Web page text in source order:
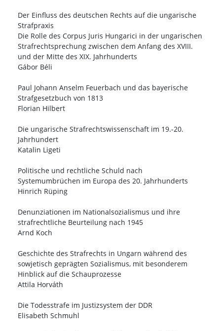
Der Einfluss des deutschen Rechts auf die ungarische
Strafpraxis
Die Rolle des Corpus Juris Hungarici in der ungarischen
Strafrechtsprechung zwischen dem Anfang des XVIII.
und der Mitte des XIX. Jahrhunderts
Gábor Béli
Paul Johann Anselm Feuerbach und das bayerische
Strafgesetzbuch von 1813
Florian Hilbert
Die ungarische Strafrechtswissenschaft im 19.-20.
Jahrhundert
Katalin Ligeti
Politische und rechtliche Schuld nach
Systemumbrüchen im Europa des 20. Jahrhunderts
Hinrich Rüping
Denunziationen im Nationalsozialismus und ihre
strafrechtliche Beurteilung nach 1945
Arnd Koch
Geschichte des Strafrechts in Ungarn während des
sowjetisch geprägten Sozialismus, mit besonderem
Hinblick auf die Schauprozesse
Attila Horváth
Die Todesstrafe im Justizsystem der DDR
Elisabeth Schmuhl